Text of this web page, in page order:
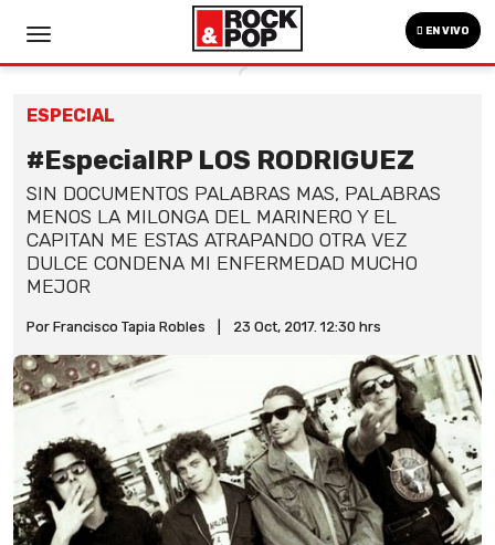
EN VIVO
ESPECIAL
#EspecialRP LOS RODRIGUEZ
SIN DOCUMENTOS PALABRAS MAS, PALABRAS
MENOS LA MILONGA DEL MARINERO Y EL
CAPITAN ME ESTAS ATRAPANDO OTRA VEZ
DULCE CONDENA MI ENFERMEDAD MUCHO
MEJOR
Por Francisco Tapia Robles 23 Oct, 2017. 12:30 hrs